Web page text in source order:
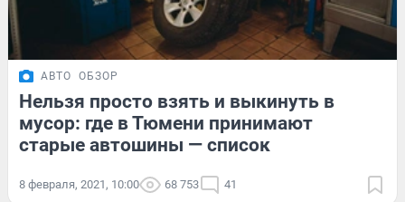
АВТО ОБЗОР
Нельзя просто взять и выкинуть в
мусор: где в Тюмени принимают
старые автошины — список
8 февраля, 2021, 10:00 68 753 41